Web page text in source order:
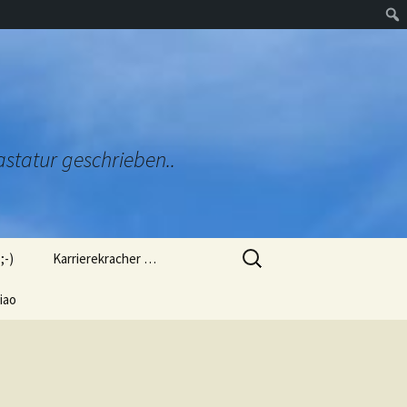
geschrieben..
) Karrierekracher …
Suchen
nach: